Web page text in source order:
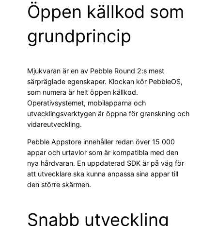
Öppen källkod som
grundprincip
Mjukvaran är en av Pebble Round 2:s mest
särpräglade egenskaper. Klockan kör PebbleOS,
som numera är helt öppen källkod.
Operativsystemet, mobilapparna och
utvecklingsverktygen är öppna för granskning och
vidareutveckling.
Pebble Appstore innehåller redan över 15 000
appar och urtavlor som är kompatibla med den
nya hårdvaran. En uppdaterad SDK är på väg för
att utvecklare ska kunna anpassa sina appar till
den större skärmen.
Snabb utveckling